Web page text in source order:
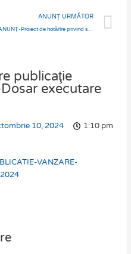
ANUNȚ URMĂTOR
ANUNŢ-Proiect de hotărîre privind stabilirea impozitului pe mijloacele de transport marfă pe anul 2025
publicaţie
executare
10, 2024 1:10 pm
VANZARE-